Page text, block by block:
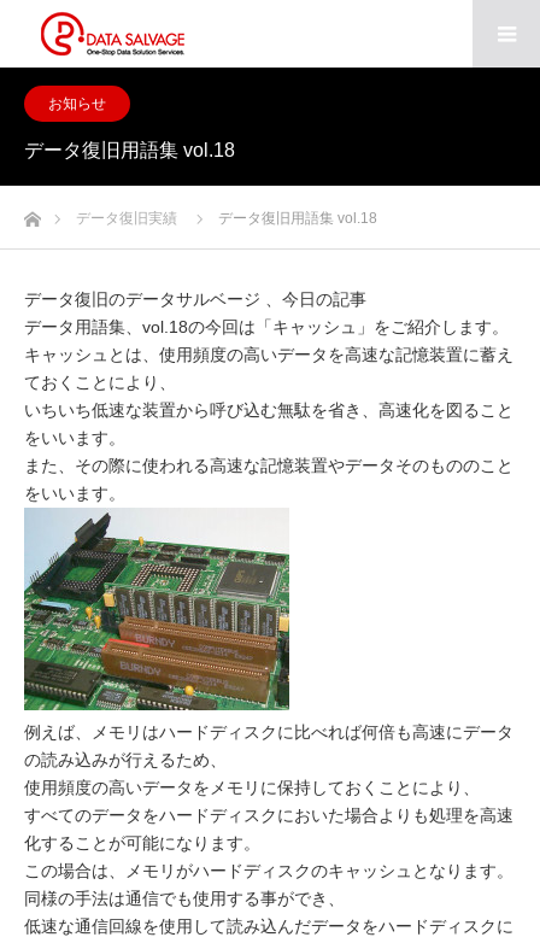
お知らせ
データ復旧用語集 vol.18
ホームデータ復旧実績 データ復旧用語集 vol.18
データ復旧のデータサルベージ 、今日の記事
データ用語集、vol.18の今回は「キャッシュ」をご紹介します。
キャッシュとは、使用頻度の高いデータを高速な記憶装置に蓄え
ておくことにより、
いちいち低速な装置から呼び込む無駄を省き、高速化を図ること
をいいます。
また、その際に使われる高速な記憶装置やデータそのもののこと
をいいます。
例えば、メモリはハードディスクに比べれば何倍も高速にデータ
の読み込みが行えるため、
使用頻度の高いデータをメモリに保持しておくことにより、
すべてのデータをハードディスクにおいた場合よりも処理を高速
化することが可能になります。
この場合は、メモリがハードディスクのキャッシュとなります。
同様の手法は通信でも使用する事ができ、
低速な通信回線を使用して読み込んだデータをハードディスクに